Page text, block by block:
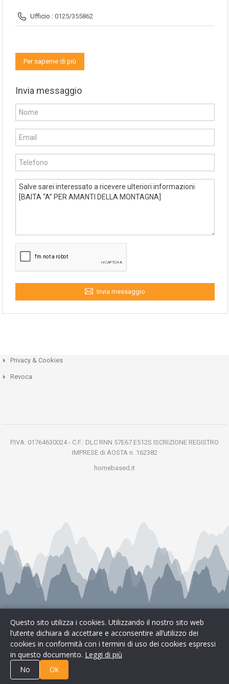
Ufficio : 0125/355862
Per saperne di più
Invia messaggio
Invia messaggio
Privacy & Cookies
Revoca
P.IVA: 01764630024 - C.F.: DLC RNN 57E67 E512S ISCRIZIONE REGISTRO
IMPRESE di AOSTA n. 162382
homebased.it
Cookies & Privacy | Preferenze Cookie
Questo sito utilizza i cookies. Utilizzando il nostro sito web
l’utente dichiara di accettare e acconsentire all’utilizzo dei
cookies in conformità con i termini di uso dei cookies espressi
in questo documento. Leggi di più
No
Ok
Immobiliaregest